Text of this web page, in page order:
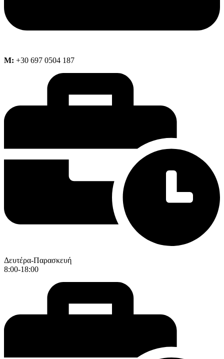
M: +30 697 0504 187
Δευτέρα-Παρασκευή
8:00-18:00